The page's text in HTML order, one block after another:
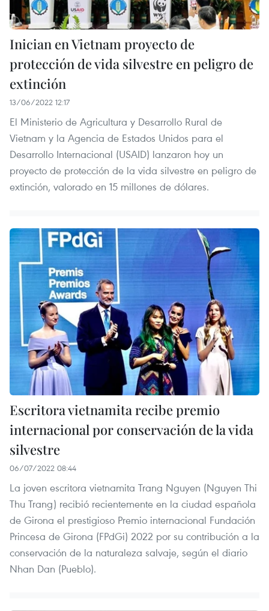
Inician en Vietnam proyecto de
protección de vida silvestre en peligro de
extinción
13/06/2022 12:17
El Ministerio de Agricultura y Desarrollo Rural de
Vietnam y la Agencia de Estados Unidos para el
Desarrollo Internacional (USAID) lanzaron hoy un
proyecto de protección de la vida silvestre en peligro de
extinción, valorado en 15 millones de dólares.
Escritora vietnamita recibe premio
internacional por conservación de la vida
silvestre
06/07/2022 08:44
La joven escritora vietnamita Trang Nguyen (Nguyen Thi
Thu Trang) recibió recientemente en la ciudad española
de Girona el prestigioso Premio internacional Fundación
Princesa de Girona (FPdGi) 2022 por su contribución a la
conservación de la naturaleza salvaje, según el diario
Nhan Dan (Pueblo).